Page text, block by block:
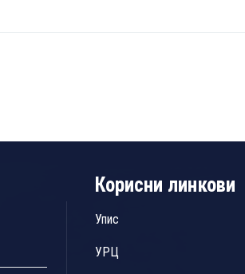
Корисни линкови
Упис
УРЦ